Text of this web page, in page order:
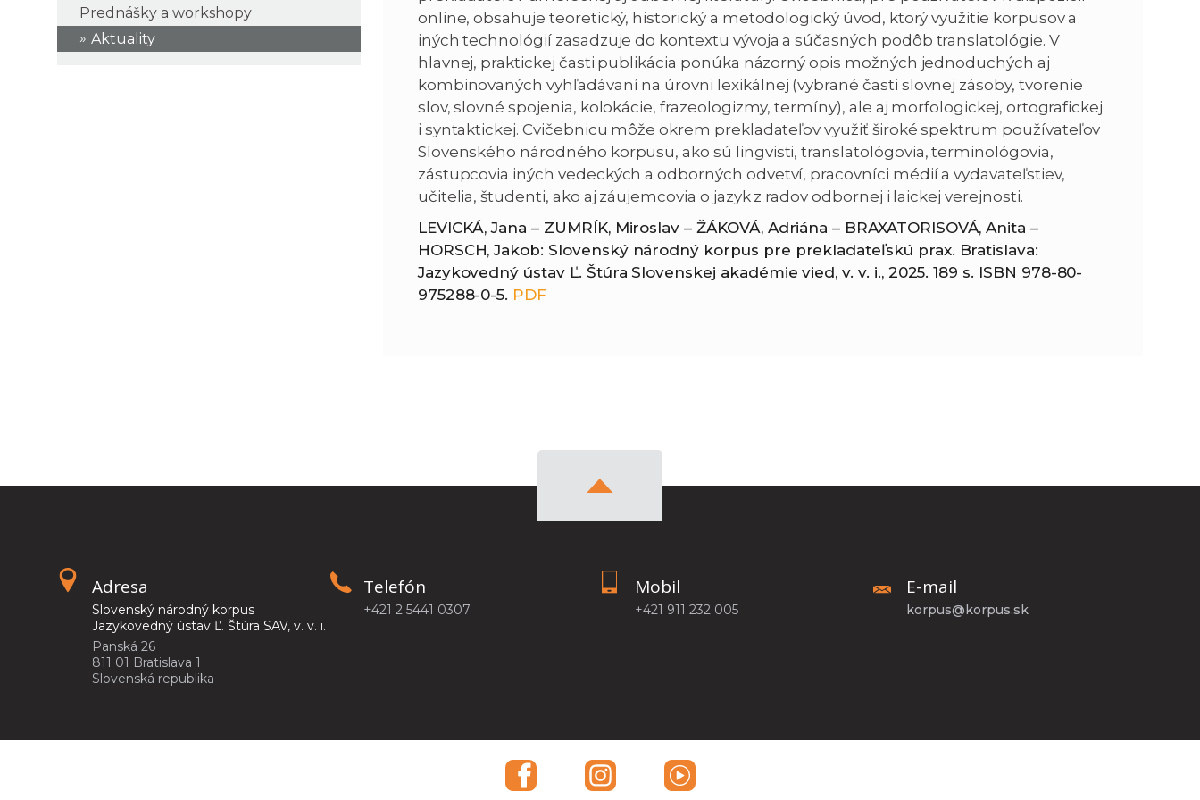
n
i
e
e
x
t
Prednášky a workshopy
Aktuality
online, obsahuje teoretický, historický a metodologický úvod, ktorý využitie korpusov a
iných technológií zasadzuje do kontextu vývoja a súčasných podôb translatológie. V
hlavnej, praktickej časti publikácia ponúka názorný opis možných jednoduchých aj
kombinovaných vyhľadávaní na úrovni lexikálnej (vybrané časti slovnej zásoby, tvorenie
slov, slovné spojenia, kolokácie, frazeologizmy, termíny), ale aj morfologickej, ortografickej
i syntaktickej. Cvičebnicu môže okrem prekladateľov využiť široké spektrum používateľov
Slovenského národného korpusu, ako sú lingvisti, translatológovia, terminológovia,
zástupcovia iných vedeckých a odborných odvetví, pracovníci médií a vydavateľstiev,
učitelia, študenti, ako aj záujemcovia o jazyk z radov odbornej i laickej verejnosti.
LEVICKÁ, Jana – ZUMRÍK, Miroslav – ŽÁKOVÁ, Adriána – BRAXATORISOVÁ, Anita –
HORSCH, Jakob: Slovenský národný korpus pre prekladateľskú prax. Bratislava:
Jazykovedný ústav Ľ. Štúra Slovenskej akadémie vied, v. v. i., 2025. 189 s. ISBN 978-80-
975288-0-5. PDF
Adresa
Slovenský národný korpus
Jazykovedný ústav Ľ. Štúra SAV, v. v. i.
Panská 26
811 01 Bratislava 1
Slovenská republika
Telefón
+421 2 5441 0307
Mobil
+421 911 232 005
E-mail
korpus@korpus.sk